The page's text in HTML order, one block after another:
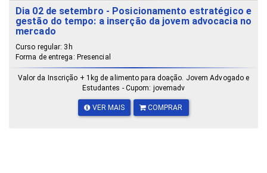
Dia 02 de setembro - Posicionamento estratégico e
gestão do tempo: a inserção da jovem advocacia no
mercado
Curso regular: 3h
Forma de entrega: Presencial
Valor da Inscrição + 1kg de alimento para doação. Jovem Advogado e
Estudantes - Cupom: jovemadv
VER MAIS COMPRAR